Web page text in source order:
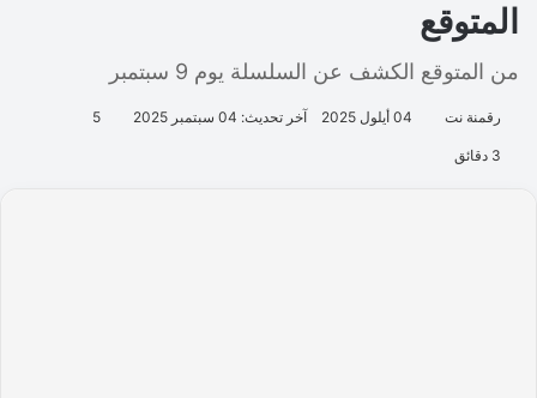
المتوقع
من المتوقع الكشف عن السلسلة يوم 9 سبتمبر
رقمنة نت 04 أيلول 2025 آخر تحديث: 04 سبتمبر 2025 5